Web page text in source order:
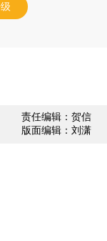
责任编辑：贺信
版面编辑：刘潇